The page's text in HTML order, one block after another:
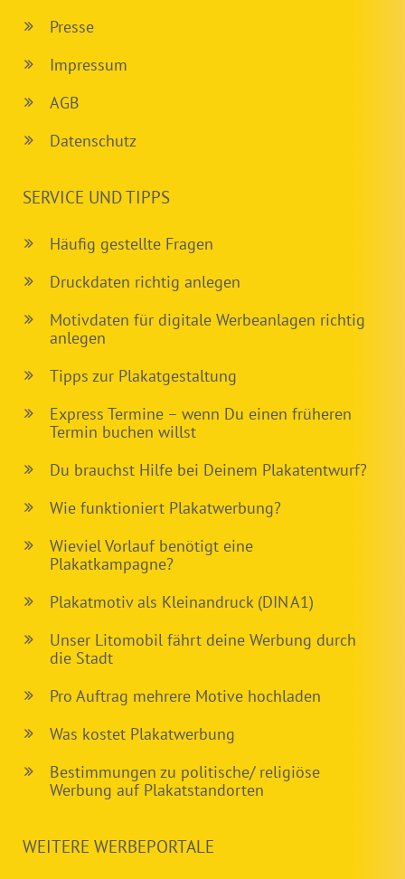
Presse
Impressum
AGB
Datenschutz
SERVICE UND TIPPS
Häufig gestellte Fragen
Druckdaten richtig anlegen
Motivdaten für digitale Werbeanlagen richtig
anlegen
Tipps zur Plakatgestaltung
Express Termine – wenn Du einen früheren
Termin buchen willst
Du brauchst Hilfe bei Deinem Plakatentwurf?
Wie funktioniert Plakatwerbung?
Wieviel Vorlauf benötigt eine
Plakatkampagne?
Plakatmotiv als Kleinandruck (DIN A1)
Unser Litomobil fährt deine Werbung durch
die Stadt
Pro Auftrag mehrere Motive hochladen
Was kostet Plakatwerbung
Bestimmungen zu politische/ religiöse
Werbung auf Plakatstandorten
WEITERE WERBEPORTALE